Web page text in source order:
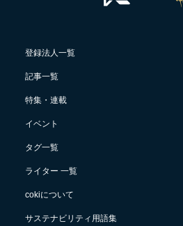
登録法人一覧
記事一覧
特集・連載
イベント
タグ一覧
ライター 一覧
cokiについて
サステナビリティ用語集